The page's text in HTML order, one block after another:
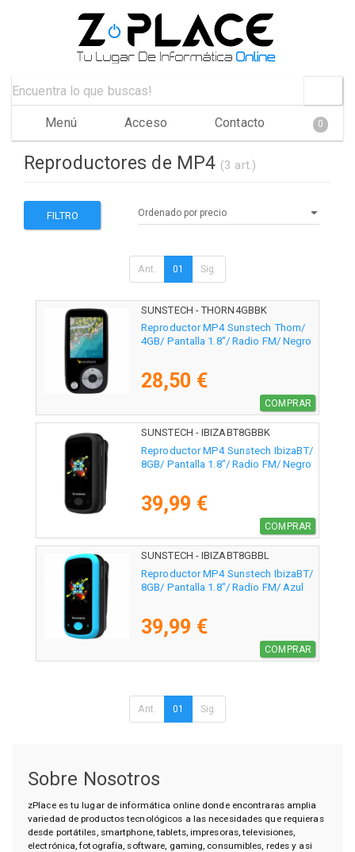
Menú Acceso Contacto 0
Reproductores de MP4 (3 art.)
FILTRO
Ant. 01 Sig.
SUNSTECH - THORN4GBBK
Reproductor MP4 Sunstech Thorn/
4GB/ Pantalla 1.8"/ Radio FM/ Negro
28,50 €
COMPRAR
SUNSTECH - IBIZABT8GBBK
Reproductor MP4 Sunstech IbizaBT/
8GB/ Pantalla 1.8"/ Radio FM/ Negro
39,99 €
COMPRAR
SUNSTECH - IBIZABT8GBBL
Reproductor MP4 Sunstech IbizaBT/
8GB/ Pantalla 1.8"/ Radio FM/ Azul
39,99 €
COMPRAR
Ant. 01 Sig.
Sobre Nosotros
zPlace es tu lugar de informática online donde encontraras amplia
variedad de productos tecnológicos a las necesidades que requieras
desde portátiles, smartphone, tablets, impresoras, televisiones,
electrónica, fotografía, software, gaming, consumibles, redes y asi